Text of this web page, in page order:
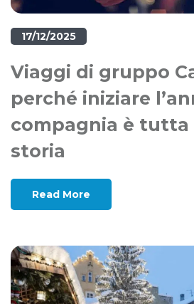
17/12/2025
Viaggi di gruppo
perché iniziare
compagnia è tutta
storia
Read More